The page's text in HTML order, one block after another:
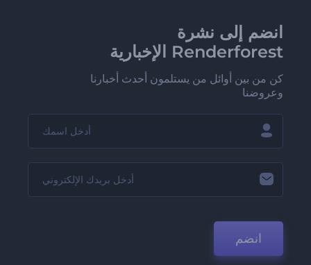
انضم إلى نشرة
Renderforest الإخبارية
كن من بين أوائل من يستلمون أحدث أخبارنا
وعروضنا
انضم